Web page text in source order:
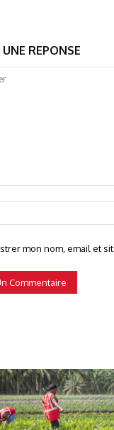
REPONSE
mon nom, email et